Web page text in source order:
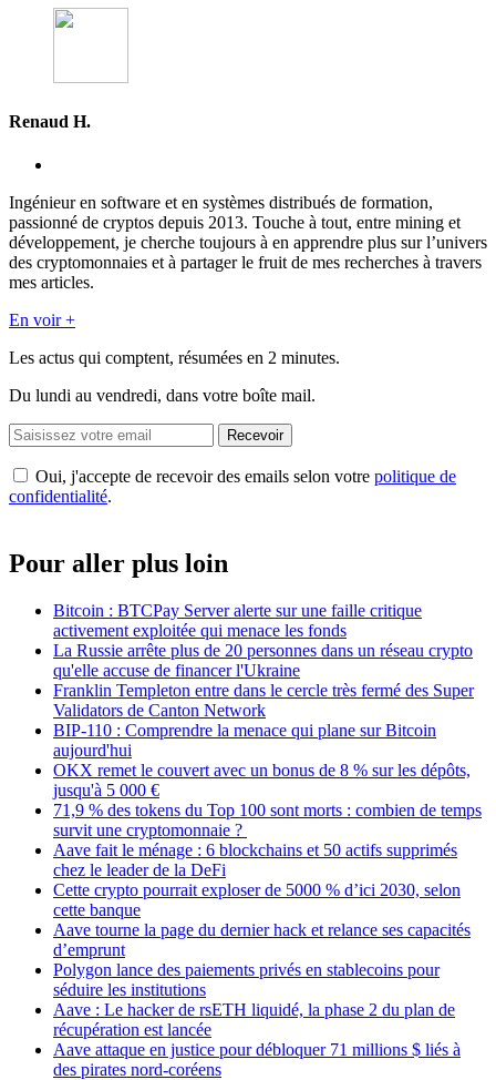
Renaud H.
Ingénieur en software et en systèmes distribués de formation,
passionné de cryptos depuis 2013. Touche à tout, entre mining et
développement, je cherche toujours à en apprendre plus sur l’univers
des cryptomonnaies et à partager le fruit de mes recherches à travers
mes articles.
En voir +
Les actus qui comptent, résumées en 2 minutes.
Du lundi au vendredi, dans votre boîte mail.
Recevoir
Oui, j'accepte de recevoir des emails selon votre politique de
confidentialité.
Pour aller plus loin
Bitcoin : BTCPay Server alerte sur une faille critique
activement exploitée qui menace les fonds
La Russie arrête plus de 20 personnes dans un réseau crypto
qu'elle accuse de financer l'Ukraine
Franklin Templeton entre dans le cercle très fermé des Super
Validators de Canton Network
BIP-110 : Comprendre la menace qui plane sur Bitcoin
aujourd'hui
OKX remet le couvert avec un bonus de 8 % sur les dépôts,
jusqu'à 5 000 €
71,9 % des tokens du Top 100 sont morts : combien de temps
survit une cryptomonnaie ?
Aave fait le ménage : 6 blockchains et 50 actifs supprimés
chez le leader de la DeFi
Cette crypto pourrait exploser de 5000 % d’ici 2030, selon
cette banque
Aave tourne la page du dernier hack et relance ses capacités
d’emprunt
Polygon lance des paiements privés en stablecoins pour
séduire les institutions
Aave : Le hacker de rsETH liquidé, la phase 2 du plan de
récupération est lancée
Aave attaque en justice pour débloquer 71 millions $ liés à
des pirates nord-coréens